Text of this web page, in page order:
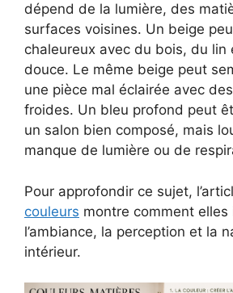
dépend de la lumière, des
surfaces voisines. Un beige
chaleureux avec du bois, du lin
douce. Le même beige peut
une pièce mal éclairée avec
froides. Un bleu profond peut
un salon bien composé, mais
manque de lumière ou de
Pour approfondir ce sujet,
couleurs montre comment
l’ambiance, la perception et la
intérieur.